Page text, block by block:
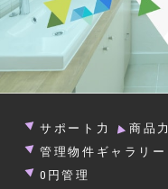
サポート力 商品力
管理物件ギャラリー
0円管理